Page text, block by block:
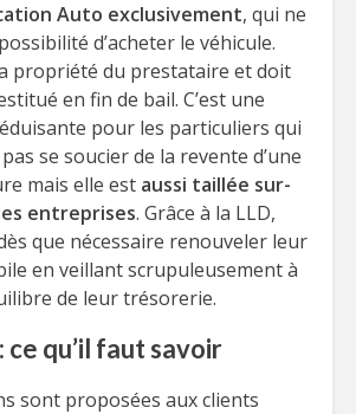
Auto exclusivement, qui ne
d’acheter le véhicule.
propriété du prestataire et doit
en fin de bail. C’est une
pour les particuliers qui
se soucier de la revente d’une
mais elle est aussi taillée sur-
entreprises. Grâce à la LLD,
que nécessaire renouveler leur
en veillant scrupuleusement à
de leur trésorerie.
ce qu’il faut savoir
sont proposées aux clients